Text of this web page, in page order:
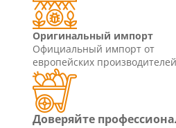
Оригинальный импорт
Официальный импорт от
европейских